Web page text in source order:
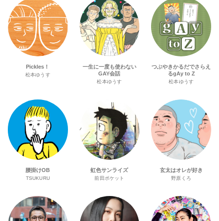
Pickles！
松本ゆうす
一生に一度も使わない
GAY会話
松本ゆうす
つぶやきかるだでさらえ
るgAy to Z
松本ゆうす
腰掛けOB
TSUKURU
虹色サンライズ
前田ポケット
玄太はオレが好き
野原くろ